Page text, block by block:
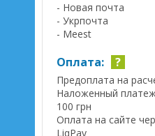
- Новая почта
- Укрпочта
- Meest
Оплата: ?
Предоплата на
Наложенный
100 грн
Оплата на сайте
LiqPay